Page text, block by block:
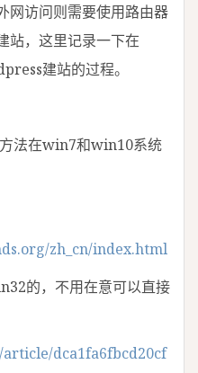
网访问则需要使用路由器
站，这里记录一下在
建站的过程。
法在win7和win10系统
zh_cn/index.html
的，不用在意可以直接
dca1fa6fbcd20cf